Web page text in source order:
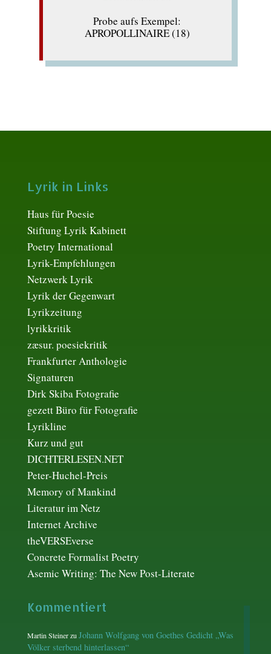
Probe aufs Exempel:
APROPOLLINAIRE (18)
Lyrik in Links
Haus für Poesie
Stiftung Lyrik Kabinett
Poetry International
Lyrik-Empfehlungen
Netzwerk Lyrik
Lyrik der Gegenwart
Lyrikzeitung
lyrikkritik
zæsur. poesiekritik
Frankfurter Anthologie
Signaturen
Dirk Skiba Fotografie
gezett Büro für Fotografie
Lyrikline
Kurz und gut
DICHTERLESEN.NET
Peter-Huchel-Preis
Memory of Mankind
Literatur im Netz
Internet Archive
theVERSEverse
Concrete Formalist Poetry
Asemic Writing: The New Post-Literate
Kommentiert
Martin SteinerzuJohann Wolfgang von Goethes Gedicht „Was
Völker sterbend hinterlassen“